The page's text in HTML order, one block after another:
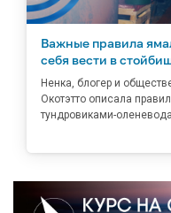
Важные правила
себя вести в
Ненка, блогер и
Окотэтто описала
тундровиками-